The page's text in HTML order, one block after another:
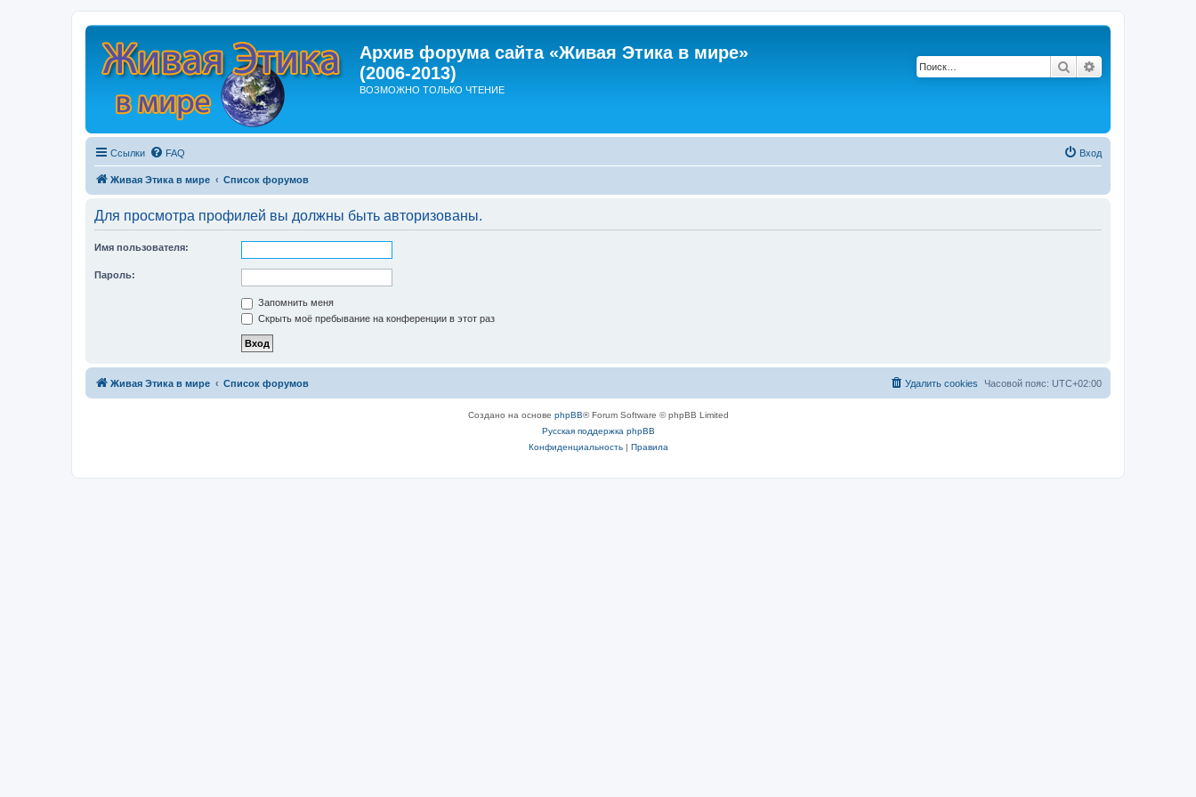
Архив форума сайта «Живая Этика в мире»
(2006-2013)
ВОЗМОЖНО ТОЛЬКО ЧТЕНИЕ
Поиск
Ссылки FAQ Вход
Живая Этика в мире Список форумов
Для просмотра профилей вы должны быть авторизованы.
Имя пользователя:
Пароль:
Запомнить меня
Скрыть моё пребывание на конференции в этот раз
Живая Этика в мире Список форумов Часовой пояс: UTC+02:00
Удалить cookies
Создано на основе phpBB® Forum Software © phpBB Limited
Русская поддержка phpBB
Конфиденциальность| Правила